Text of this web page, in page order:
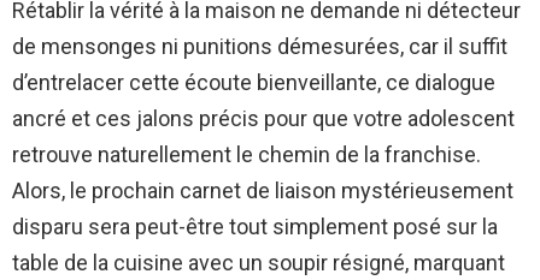
Rétablir la vérité à la maison ne demande ni détecteur
de mensonges ni punitions démesurées, car il suffit
d’entrelacer cette écoute bienveillante, ce dialogue
ancré et ces jalons précis pour que votre adolescent
retrouve naturellement le chemin de la franchise.
Alors, le prochain carnet de liaison mystérieusement
disparu sera peut-être tout simplement posé sur la
table de la cuisine avec un soupir résigné, marquant